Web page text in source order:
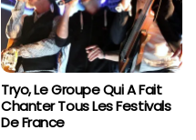
Tryo, Le Groupe Qui A Fait
Chanter Tous Les Festivals
De France